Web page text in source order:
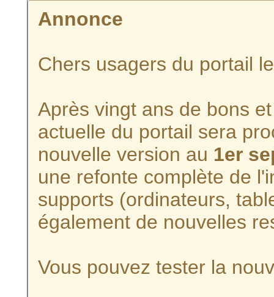
Annonce
Chers usagers du portail
Après vingt ans de bons
actuelle du portail sera
nouvelle version au 1er
une refonte complète de
supports (ordinateurs,
également de nouvelles
Vous pouvez tester la